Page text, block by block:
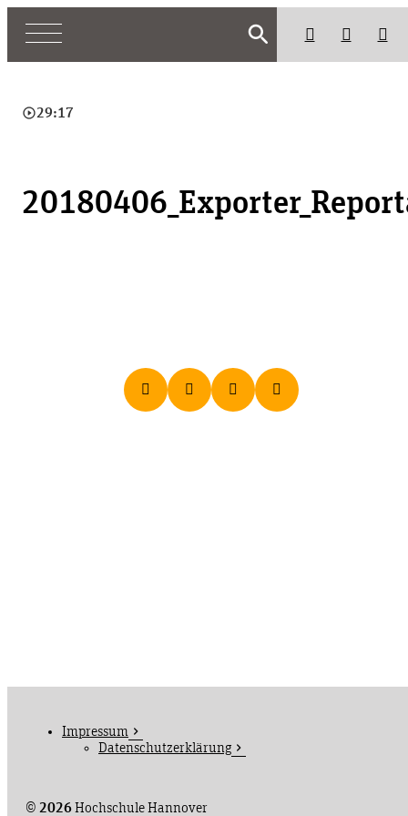
search
play_circle_outline29:17
© 2026Hochschule Hannover
Impressum
Datenschutzerklärung